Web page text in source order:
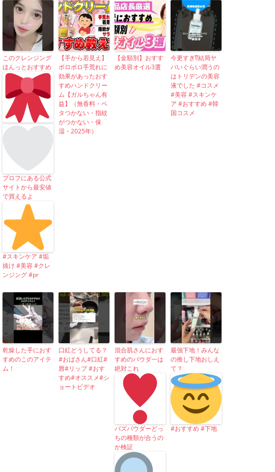
このクレンジング
ほんっとおすすめ
プロフにある公式
サイトから最安値
で買えるよ
#スキンケア #垢
抜け #美容 #クレ
ンジング #pr
【手から若見え】
ボロボロ手荒れに
効果があったおす
すめハンドクリー
ム【ガルちゃん有
益】（無香料・ベ
タつかない・指紋
がつかない・保
湿・2025年）
【金額別】おすす
め美容オイル3選
今更すぎ⁉︎結局ヤ
バいぐらい潤うの
はトリデンの美容
液でした #コスメ
#美容 #スキンケ
ア #おすすめ #韓
国コスメ
乾燥した手におす
すめのこのアイテ
ム！
口紅どうしてる？
#おばさん#口紅#
唇#リップ #おす
すめ#オススメ#シ
ョートビデオ
混合肌さんにおす
すめのパウダ一は
絶対これ
バズパウダーどっ
ちの種類が合うの
か検証
最強下地！みんな
の推し下地おしえ
て？
#おすすめ #下地